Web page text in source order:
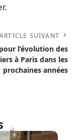
ARTICLE SUIVANT
l’évolution des
à Paris dans les
prochaines années